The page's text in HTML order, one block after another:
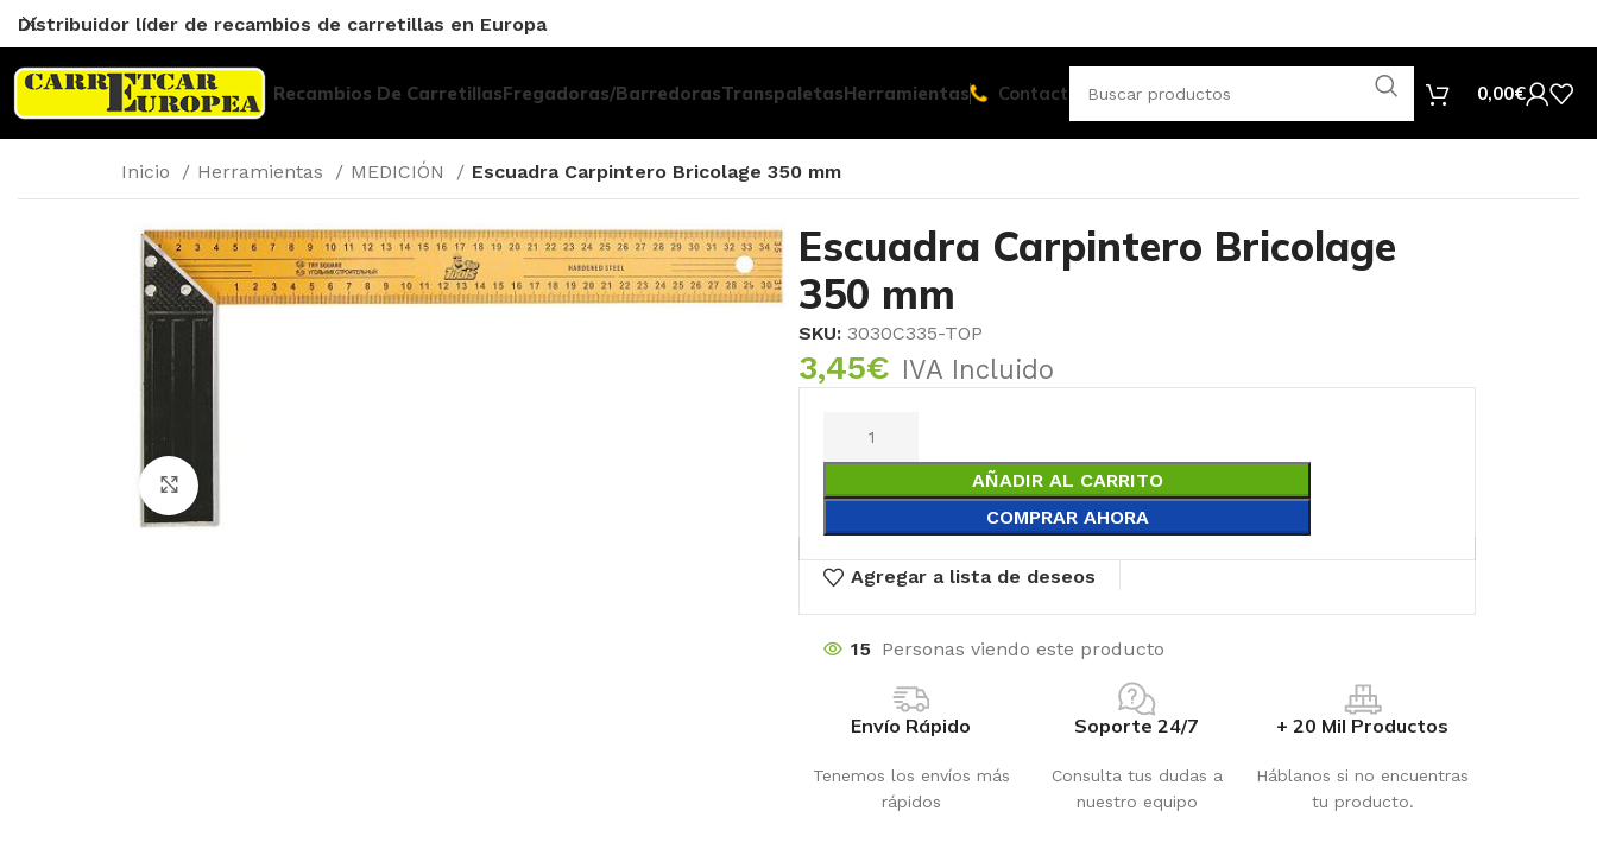
Recambios De CarretillasFregadoras/BarredorasTranspaletasHerramientas Contactar 0,00€
Inicio Herramientas MEDICIÓN Escuadra Carpintero Bricolage 350 mm
Escuadra Carpintero Bricolage
350 mm
SKU: 3030C335-TOP
3,45€ IVA Incluido
AÑADIR AL CARRITO
COMPRAR AHORA
Agregar a lista de deseos
15 Personas viendo este producto
Envío Rápido
Tenemos los envíos más
rápidos
Soporte 24/7
Consulta tus dudas a
nuestro equipo
+ 20 Mil Productos
Háblanos si no encuentras
tu producto.
Distribuidor líder de recambios de carretillas en Europa